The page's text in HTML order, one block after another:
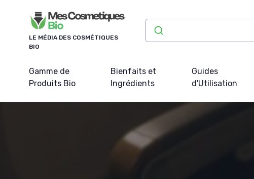
LE MÉDIA DES COSMÉTIQUES
BIO
Gamme de
Produits Bio
Bienfaits et
Ingrédients
Guides
d'Utilisation